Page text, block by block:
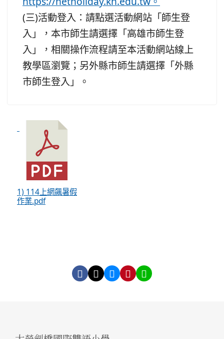
(三)活動登入：請點選活動網站「師生登
入」，本市師生請選擇「高雄市師生登
入」，相關操作流程請至本活動網站線上
教學區瀏覽；另外縣市師生請選擇「外縣
市師生登入」。
1) 114上網飆暑假
作業.pdf